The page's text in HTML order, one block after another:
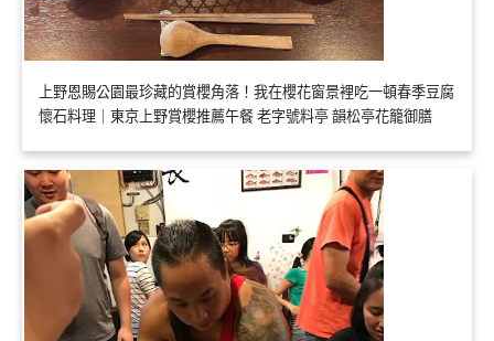
上野恩賜公園最珍藏的賞櫻角落！我在櫻花窗景裡吃一頓春季豆腐
懷石料理｜東京上野賞櫻推薦午餐 老字號料亭 韻松亭花籠御膳